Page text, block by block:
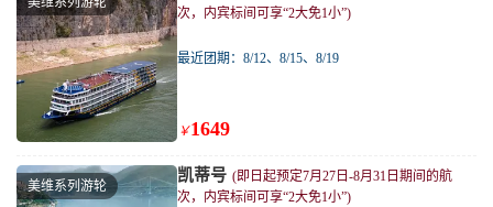
次，内宾标间可享“2大免1小”)
最近团期：8/12、8/15、8/19
￥1649
美维系列游轮
凯蒂号 (即日起预定7月27日-8月31日期间的航
次，内宾标间可享“2大免1小”)